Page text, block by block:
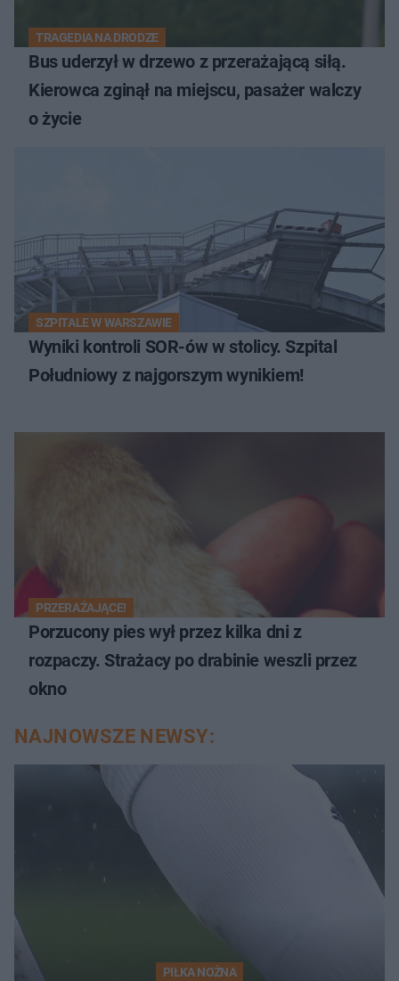
TRAGEDIA NA DRODZE
Bus uderzył w drzewo z przerażającą siłą.
Kierowca zginął na miejscu, pasażer walczy
o życie
SZPITALE W WARSZAWIE
Wyniki kontroli SOR-ów w stolicy. Szpital
Południowy z najgorszym wynikiem!
PRZERAŻAJĄCE!
Porzucony pies wył przez kilka dni z
rozpaczy. Strażacy po drabinie weszli przez
okno
NAJNOWSZE NEWSY:
PIŁKA NOŻNA